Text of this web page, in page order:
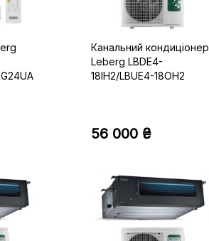
Канальний кондиціонер
Leberg LBDE4-
18IH2/LBUE4-18OH2
56 000 ₴